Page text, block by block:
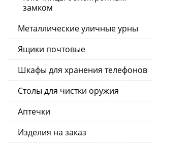
замком
Металлические уличные урны
Ящики почтовые
Шкафы для хранения телефонов
Столы для чистки оружия
Аптечки
Изделия на заказ